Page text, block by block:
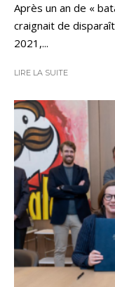
Après un an de «
craignait de
2021,...
LIRE LA SUITE